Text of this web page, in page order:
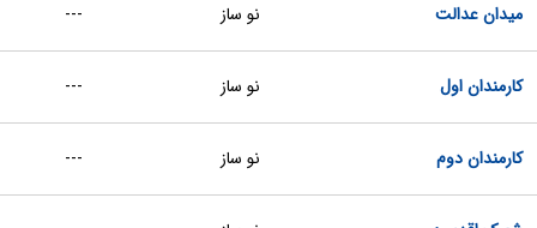
میدان عدالت نو ساز ---
کارمندان اول نو ساز ---
کارمندان دوم نو ساز ---